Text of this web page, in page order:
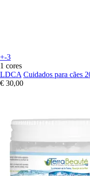
+-3
1 cores
LDCA Cuidados para cães
€ 30,00